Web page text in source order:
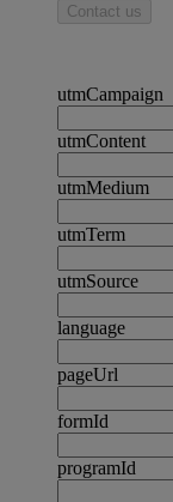
Contact us
utmCampaign
utmContent
utmMedium
utmTerm
utmSource
language
pageUrl
formId
programId